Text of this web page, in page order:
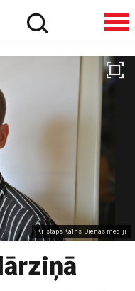
Kristaps Kalns, Dienas mediji